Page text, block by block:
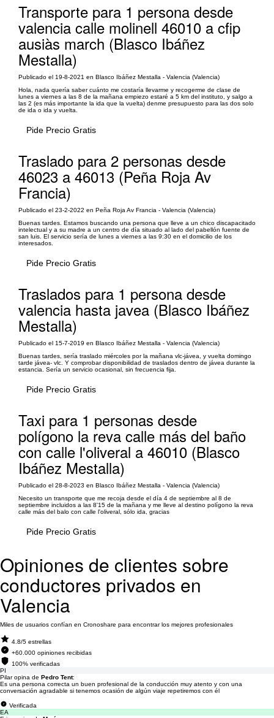
Transporte para 1 persona desde
valencia calle molinell 46010 a cfip
ausiàs march (Blasco Ibáñez
Mestalla)
Publicado el 19-8-2021 en Blasco Ibáñez Mestalla - Valencia (Valencia)
Hola, nada quería saber cuánto me costaría llevarme y recogerme de clase de
lunes a viernes a las 8 de la mañana empiezo estaré a 5 km del instituto, y salgo a
las 2 (es más importante la ida que la vuelta) denme presupuesto para las dos solo
de ida o ida y vuelta.
Pide Precio Gratis
Traslado para 2 personas desde
46023 a 46013 (Peña Roja Av
Francia)
Publicado el 23-2-2022 en Peña Roja Av Francia - Valencia (Valencia)
Buenas tardes. Estamos buscando una persona que lleve a un chico discapacitado
intelectual y a su madre a un centro de día situado al lado del pabellón fuente de
san luis. El servicio sería de lunes a viernes a las 9:30 en el domicilio de los
interesados.
Pide Precio Gratis
Traslados para 1 persona desde
valencia hasta javea (Blasco Ibáñez
Mestalla)
Publicado el 15-7-2019 en Blasco Ibáñez Mestalla - Valencia (Valencia)
Buenas tardes, sería traslado miércoles por la mañana vlc-jávea, y vuelta domingo
tarde jávea- vlc. Y comprobar disponibilidad de traslados dentro de jávea durante la
estancia. Sería un servicio ocasional, sin frecuencia fija.
Pide Precio Gratis
Taxi para 1 personas desde
polígono la reva calle más del baño
con calle l'oliveral a 46010 (Blasco
Ibáñez Mestalla)
Publicado el 28-8-2023 en Blasco Ibáñez Mestalla - Valencia (Valencia)
Necesito un transporte que me recoja desde el día 4 de septiembre al 8 de
septiembre incluidos a las 8'15 de la mañana y me lleve al destino polígono la reva
calle más del balo con calle l'oliveral, sólo ida, gracias
Pide Precio Gratis
Opiniones de clientes sobre
conductores privados en
Valencia
Miles de usuarios confían en Cronoshare para encontrar los mejores profesionales
4.8/5 estrellas
+60.000 opiniones recibidas
100% verificadas
PI
Pilar opina de Pedro Tent:
Es una persona correcta un buen profesional de la conducción muy atento y con una
conversación agradable si tenemos ocasión de algún viaje repetiremos con él
Verificada
EA